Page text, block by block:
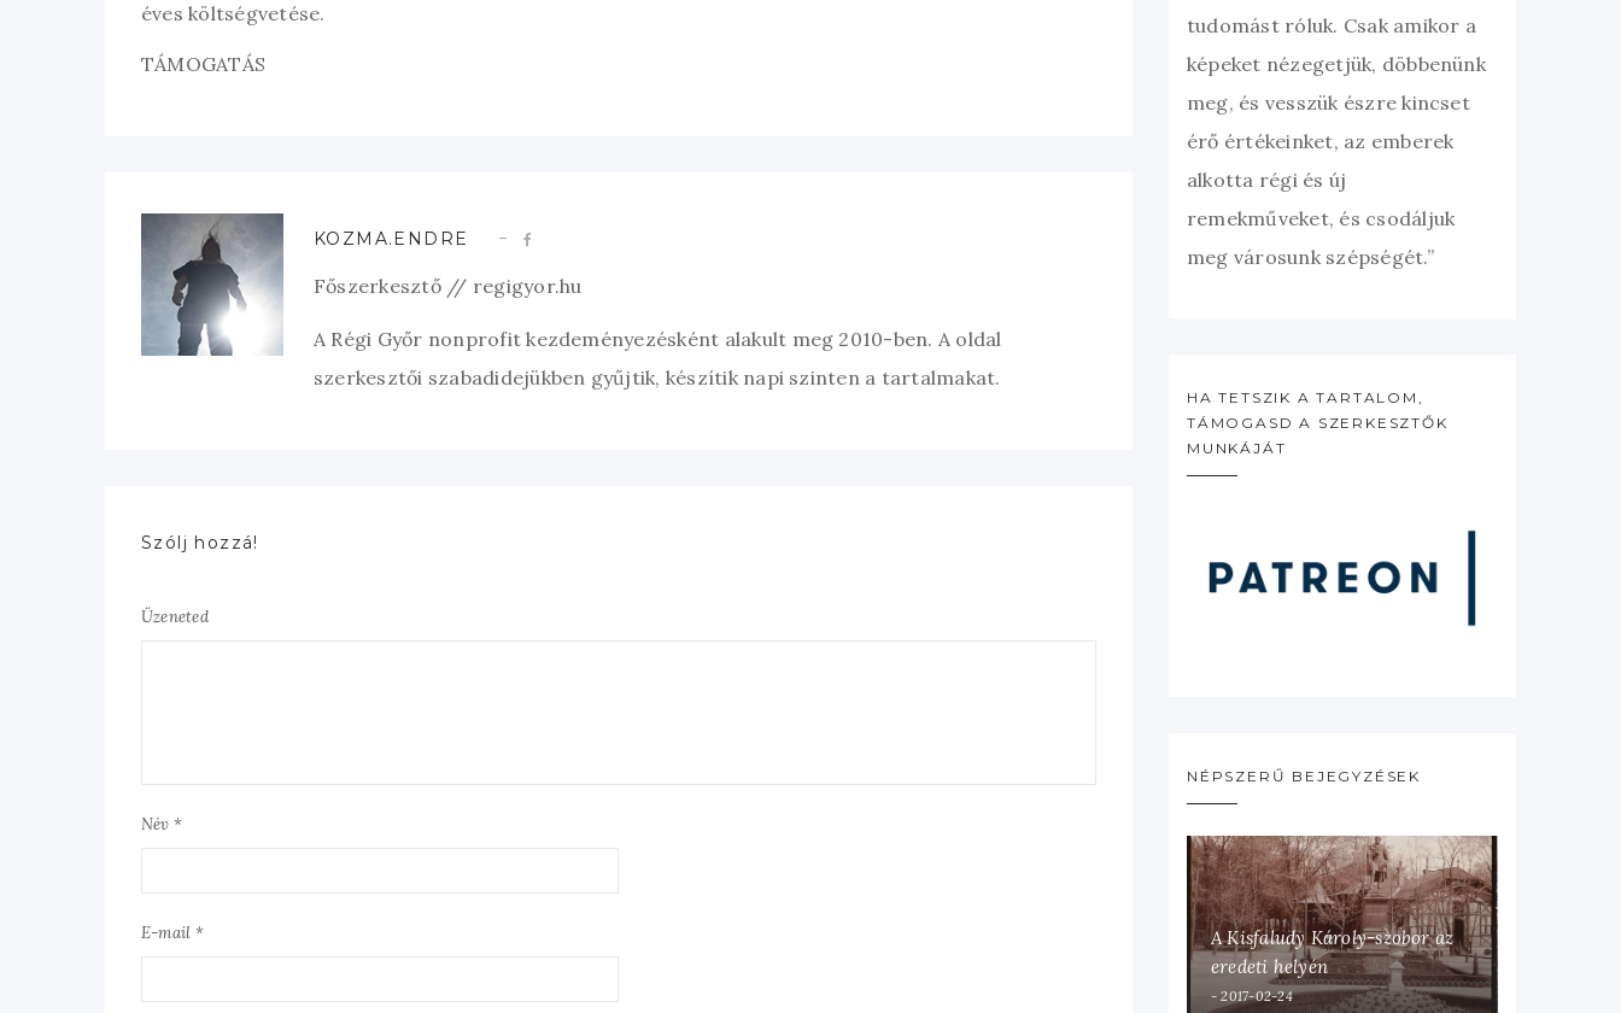
éves költségvetése.
TÁMOGATÁS
KOZMA.ENDRE
Főszerkesztő // regigyor.hu
A Régi Győr nonprofit kezdeményezésként alakult meg 2010-ben. A oldal
szerkesztői szabadidejükben gyűjtik, készítik napi szinten a tartalmakat.
Szólj hozzá!
Üzeneted
Név *
E-mail *
tudomást róluk. Csak amikor a
képeket nézegetjük, döbbenünk
meg, és vesszük észre kincset
érő értékeinket, az emberek
alkotta régi és új
remekműveket, és csodáljuk
meg városunk szépségét.”
HA TETSZIK A TARTALOM,
TÁMOGASD A SZERKESZTŐK
MUNKÁJÁT
NÉPSZERŰ BEJEGYZÉSEK
A Kisfaludy Károly-szobor az
eredeti helyén
2017-02-24